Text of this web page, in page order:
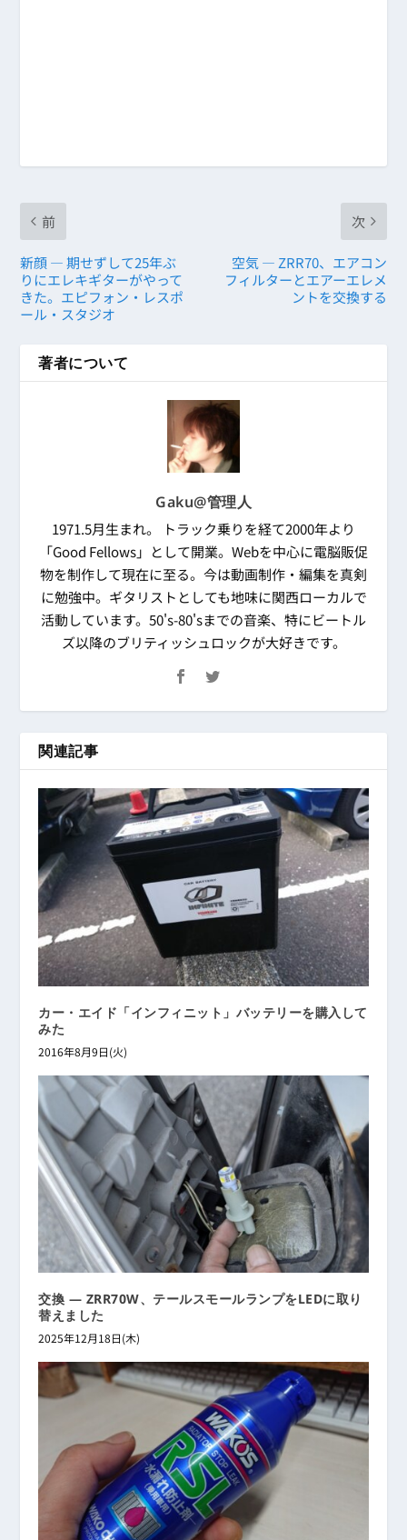
前
新顔 ― 期せずして25年ぶ
りにエレキギターがやって
きた。エピフォン・レスポ
ール・スタジオ
次
空気 ― ZRR70、エアコン
フィルターとエアーエレメ
ントを交換する
著者について
Gaku@管理人
1971.5月生まれ。 トラック乗りを経て2000年より
「Good Fellows」として開業。Webを中心に電脳販促
物を制作して現在に至る。今は動画制作・編集を真剣
に勉強中。ギタリストとしても地味に関西ローカルで
活動しています。50's-80'sまでの音楽、特にビートル
ズ以降のブリティッシュロックが大好きです。
関連記事
カー・エイド「インフィニット」バッテリーを購入して
みた
2016年8月9日(火)
交換 ― ZRR70W、テールスモールランプをLEDに取り
替えました
2025年12月18日(木)